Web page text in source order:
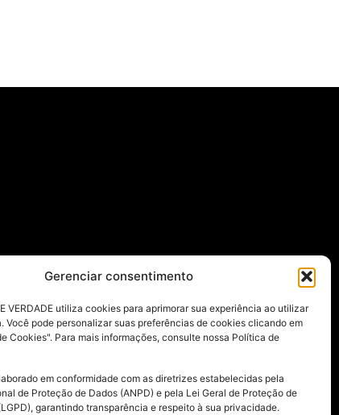
Gerenciar consentimento
VERDADE utiliza cookies para aprimorar sua experiência ao utilizar
Você pode personalizar suas preferências de cookies clicando em
Cookies". Para mais informações, consulte nossa Política de
em conformidade com as diretrizes estabelecidas pela
de Proteção de Dados (ANPD) e pela Lei Geral de Proteção de
garantindo transparência e respeito à sua privacidade.